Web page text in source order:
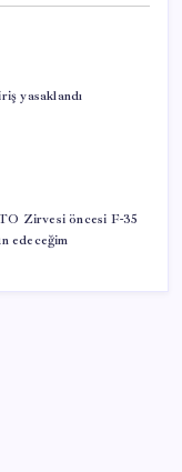
yasaklandı
Zirvesi öncesi F-35
edeceğim